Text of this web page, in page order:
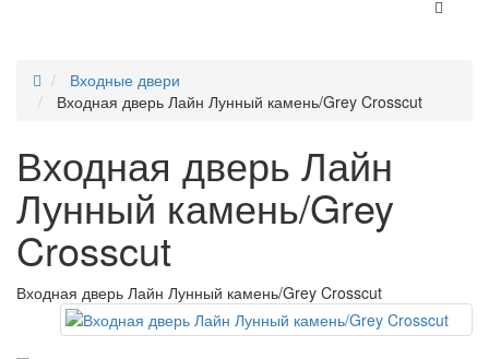
Входные двери
Входная дверь Лайн Лунный камень/Grey Crosscut
Входная дверь Лайн
Лунный камень/Grey
Crosscut
Входная дверь Лайн Лунный камень/Grey Crosscut